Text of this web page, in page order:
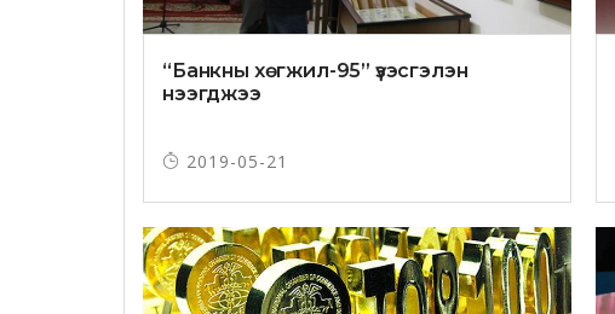
“Банкны хөгжил-95” үзэсгэлэн
нээгджээ
2019-05-21